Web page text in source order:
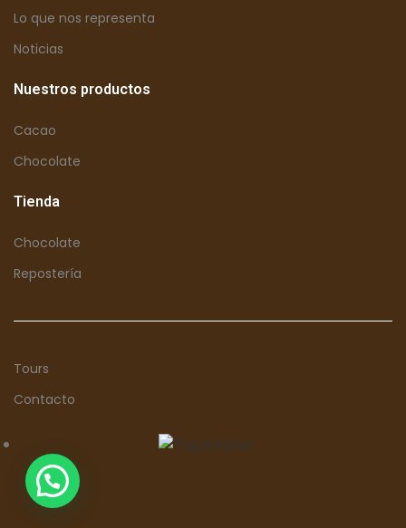
Lo que nos representa
Noticias
Nuestros productos
Cacao
Chocolate
Tienda
Chocolate
Repostería
Tours
Contacto